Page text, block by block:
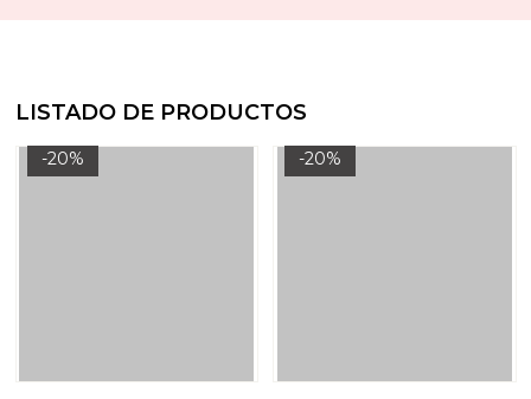
LISTADO DE PRODUCTOS
-20% -20%